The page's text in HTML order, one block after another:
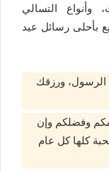
وأنواع التسالي
بأحلى رسائل عيد
الرسول، ورزقك
وفضلكم وإن
كلها كل عام